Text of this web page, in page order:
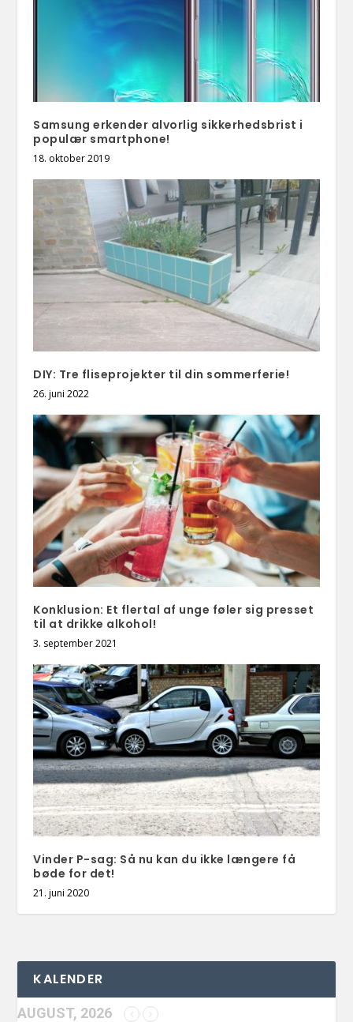
Samsung erkender alvorlig sikkerhedsbrist i
populær smartphone!
18. oktober 2019
DIY: Tre fliseprojekter til din sommerferie!
26. juni 2022
Konklusion: Et flertal af unge føler sig presset
til at drikke alkohol!
3. september 2021
Vinder P-sag: Så nu kan du ikke længere få
bøde for det!
21. juni 2020
KALENDER
AUGUST, 2026